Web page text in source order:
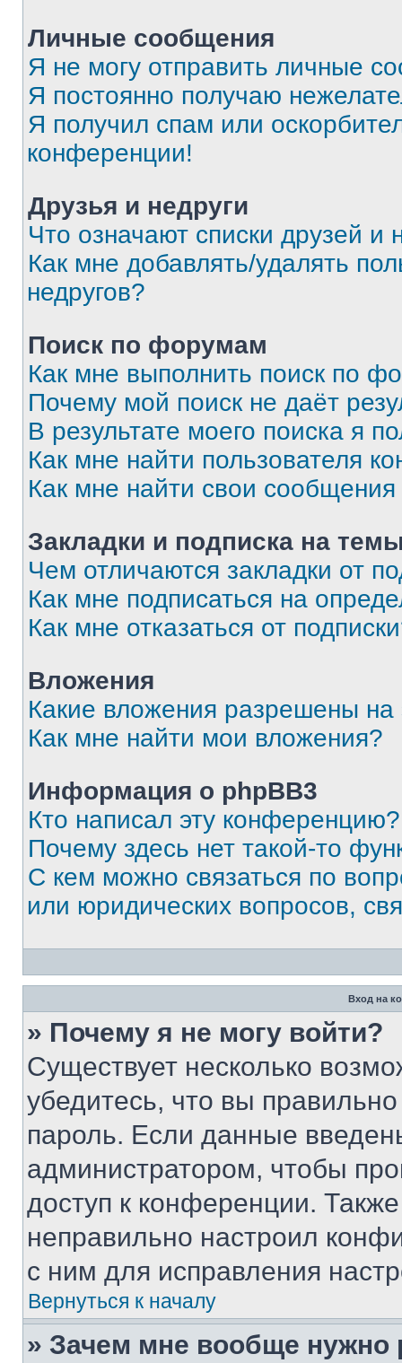
Личные сообщения
Я не могу отправить личные
Я постоянно получаю
Я получил спам или
конференции!
Друзья и недруги
Что означают списки друзей и
Как мне добавлять/удалять
недругов?
Поиск по форумам
Как мне выполнить поиск по
Почему мой поиск не даёт
В результате моего поиска я
Как мне найти пользователя
Как мне найти свои
Закладки и подписка на
Чем отличаются закладки от
Как мне подписаться на
Как мне отказаться от
Вложения
Какие вложения разрешены
Как мне найти мои вложения?
Информация о phpBB3
Кто написал эту конференцию?
Почему здесь нет такой-то
С кем можно связаться по
или юридических вопросов,
Вход на
» Почему я не могу войти?
Существует несколько
убедитесь, что вы
пароль. Если данные
администратором, чтобы
доступ к конференции.
неправильно настроил
с ним для исправления
Вернуться к началу
» Зачем мне вообще нужно